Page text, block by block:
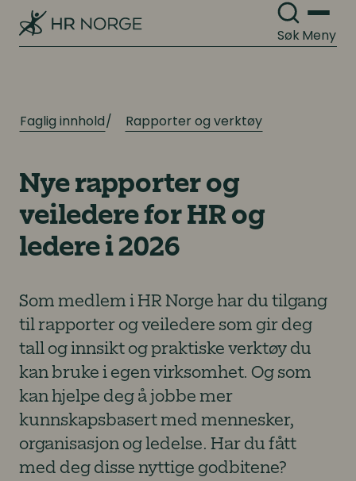
SøkMeny
Faglig innhold Rapporter og verktøy
Nye rapporter og
veiledere for HR og
ledere i 2026
Som medlem i HR Norge har du tilgang
til rapporter og veiledere som gir deg
tall og innsikt og praktiske verktøy du
kan bruke i egen virksomhet. Og som
kan hjelpe deg å jobbe mer
kunnskapsbasert med mennesker,
organisasjon og ledelse. Har du fått
med deg disse nyttige godbitene?